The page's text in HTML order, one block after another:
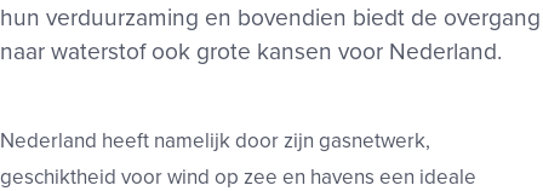
hun verduurzaming en bovendien biedt de overgang
naar waterstof ook grote kansen voor Nederland.
Nederland heeft namelijk door zijn gasnetwerk,
geschiktheid voor wind op zee en havens een ideale